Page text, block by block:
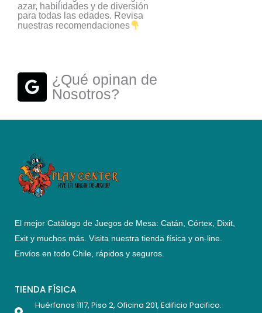
a
g
azar, habilidades y de diversión
para todas las edades. Revisa
nuestras recomendaciones
G
o
g
e
¿Qué opinan de
Nosotros?
El mejor Catálogo de Juegos de Mesa: Catán, Córtex, Dixit,
Exit y muchos más. Visita nuestra tienda física y on-line.
Envíos en todo Chile, rápidos y seguros
TIENDA FÍSICA
Huérfanos 1117, Piso 2, Oficina 201, Edificio Pacifico.